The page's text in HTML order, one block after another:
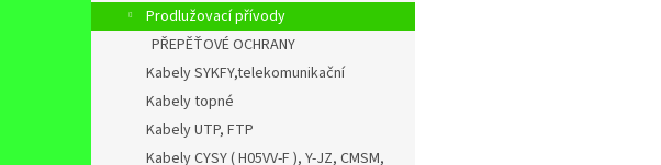
Prodlužovací přívody
PŘEPĚŤOVÉ OCHRANY
Kabely SYKFY,telekomunikační
Kabely topné
Kabely UTP, FTP
Kabely CYSY ( H05VV-F ), Y-JZ, CMSM,